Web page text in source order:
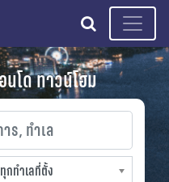
search
โด ทาวน์โฮม
ำเล
ทุกทำเลที่ตั้ง